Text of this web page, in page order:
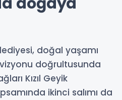
doğal yaşamı
doğrultusunda
Kızıl Geyik
ikinci salımı da